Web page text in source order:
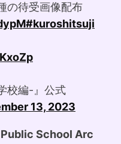
の待受画像配布
#kuroshitsuji
校編-』公式
13, 2023
Public School Arc